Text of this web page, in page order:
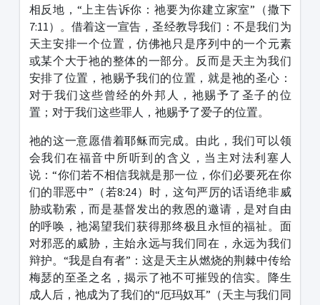
相反地，“上主告诉你：祂要为你建立家室”（撒下
7:11）。借着这一宣告，圣经教导我们：不是我们为
天主安排一个位置，仿佛祂只是序列中的一个元素
或某个大于祂的整体的一部分。反而是天主为我们
安排了位置，祂赐予我们的位置，就是祂的圣心：
对于我们这些曾经的外邦人，祂赐予了圣子的位
置；对于我们这些罪人，祂赐予了爱子的位置。
祂的这一意愿借着耶稣而完成。由此，我们可以领
会我们在福音中所听到的含义，当主对法利塞人
说：“你们若不相信我就是那一位，你们必要死在你
们的罪恶中”（若8:24）时，这句严厉的话语绝非威
胁或勒索，而是基督发出的救恩的邀请，是对自由
的呼唤，祂渴望我们获得那终极且永恒的福祉。面
对邪恶的威胁，主始永远与我们同在，永远为我们
辩护。“我是自有者”：这是天主从燃烧的荆棘中传给
梅瑟的至圣之名，揭示了祂不可摧毁的信实。降生
成人后，祂成为了我们的“厄玛奴耳”（天主与我们同